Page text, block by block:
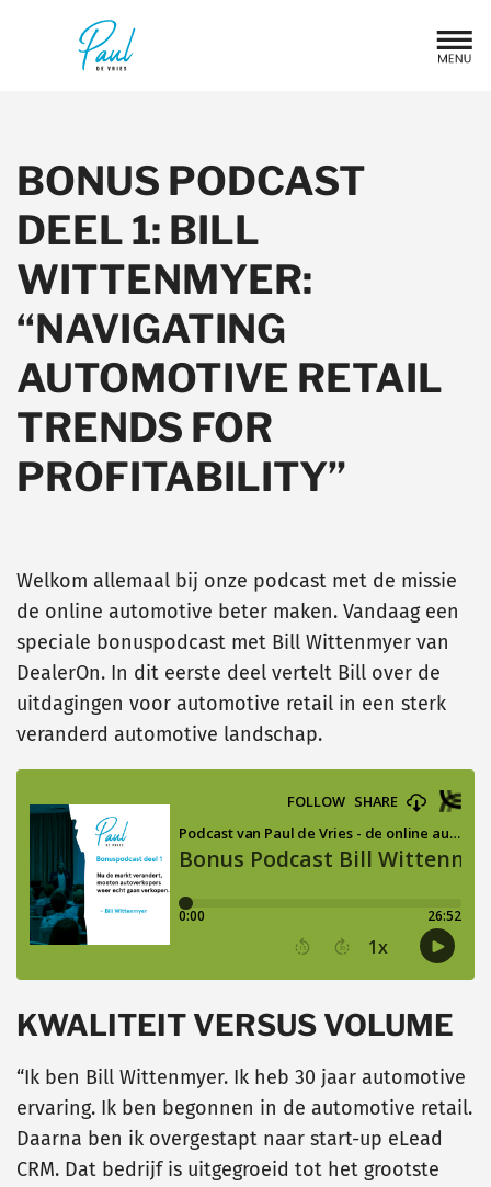
BONUS PODCAST
DEEL 1: BILL
WITTENMYER:
“NAVIGATING
AUTOMOTIVE RETAIL
TRENDS FOR
PROFITABILITY”
Welkom allemaal bij onze podcast met de missie
de online automotive beter maken. Vandaag een
speciale bonuspodcast met Bill Wittenmyer van
DealerOn. In dit eerste deel vertelt Bill over de
uitdagingen voor automotive retail in een sterk
veranderd automotive landschap.
KWALITEIT VERSUS VOLUME
“Ik ben Bill Wittenmyer. Ik heb 30 jaar automotive
ervaring. Ik ben begonnen in de automotive retail.
Daarna ben ik overgestapt naar start-up eLead
CRM. Dat bedrijf is uitgegroeid tot het grootste